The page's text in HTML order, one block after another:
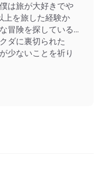
は旅が大好きでや
上を旅した経験か
冒険を探している...
ダに裏切られた
少ないことを祈り